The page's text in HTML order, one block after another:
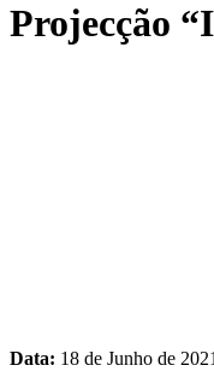
Projecção
Data: 18 de Junho de